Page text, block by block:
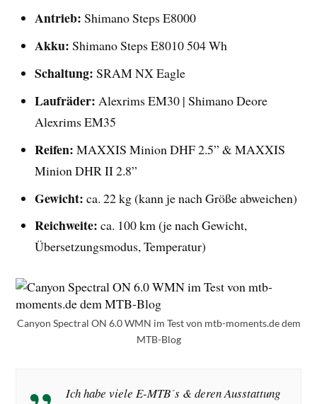
Antrieb: Shimano Steps E8000
Akku: Shimano Steps E8010 504 Wh
Schaltung: SRAM NX Eagle
Laufräder: Alexrims EM30 | Shimano Deore
Alexrims EM35
Reifen: MAXXIS Minion DHF 2.5” & MAXXIS
Minion DHR II 2.8”
Gewicht: ca. 22 kg (kann je nach Größe abweichen)
Reichweite: ca. 100 km (je nach Gewicht,
Übersetzungsmodus, Temperatur)
Canyon Spectral ON 6.0 WMN im Test von mtb-moments.de dem
MTB-Blog
Ich habe viele E-MTB´s & deren Ausstattung